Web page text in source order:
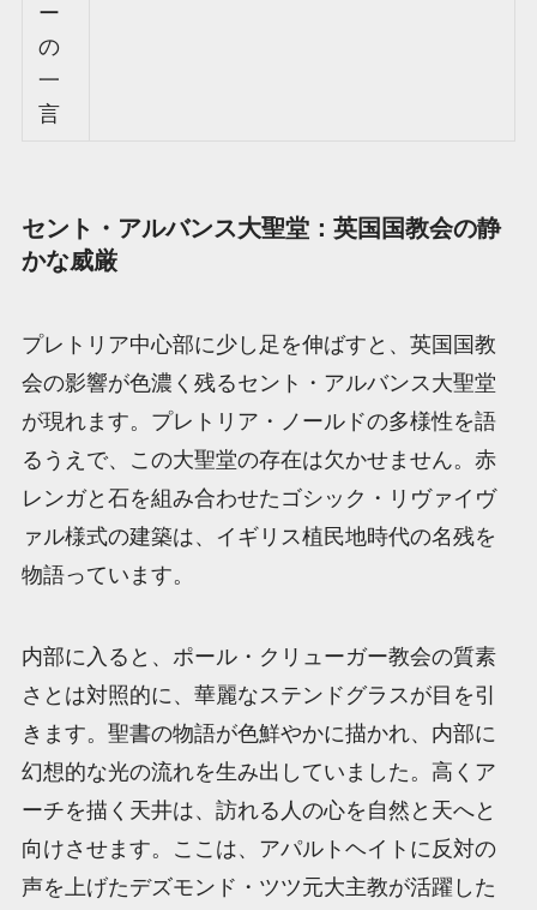
ー
の
一
言
セント・アルバンス大聖堂：英国国教会の静
かな威厳
プレトリア中心部に少し足を伸ばすと、英国国教
会の影響が色濃く残るセント・アルバンス大聖堂
が現れます。プレトリア・ノールドの多様性を語
るうえで、この大聖堂の存在は欠かせません。赤
レンガと石を組み合わせたゴシック・リヴァイヴ
ァル様式の建築は、イギリス植民地時代の名残を
物語っています。
内部に入ると、ポール・クリューガー教会の質素
さとは対照的に、華麗なステンドグラスが目を引
きます。聖書の物語が色鮮やかに描かれ、内部に
幻想的な光の流れを生み出していました。高くア
ーチを描く天井は、訪れる人の心を自然と天へと
向けさせます。ここは、アパルトヘイトに反対の
声を上げたデズモンド・ツツ元大主教が活躍した